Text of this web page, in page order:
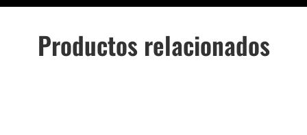
Productos relacionados